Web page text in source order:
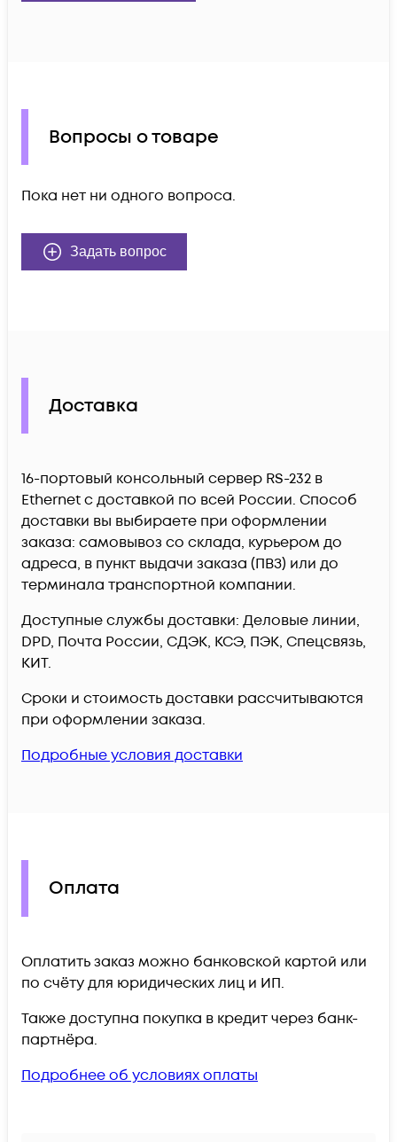
Вопросы о товаре
Пока нет ни одного вопроса.
Задать вопрос
Доставка
16-портовый консольный сервер RS-232 в
Ethernet c доставкой по всей России. Способ
доставки вы выбираете при оформлении
заказа: самовывоз со склада, курьером до
адреса, в пункт выдачи заказа (ПВЗ) или до
терминала транспортной компании.
Доступные службы доставки: Деловые линии,
DPD, Почта России, СДЭК, КСЭ, ПЭК, Спецсвязь,
КИТ.
Сроки и стоимость доставки рассчитываются
при оформлении заказа.
Подробные условия доставки
Оплата
Оплатить заказ можно банковской картой или
по счёту для юридических лиц и ИП.
Также доступна покупка в кредит через банк-
партнёра.
Подробнее об условиях оплаты